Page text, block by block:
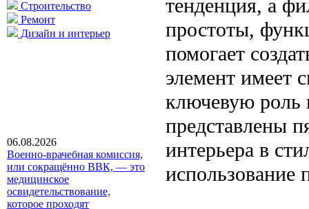
Строительство
Ремонт
Дизайн и интерьер
06.08.2026
Военно-врачебная комиссия,
или сокращённо ВВК, — это
медицинское
освидетельствование,
которое проходят
тенденция, а
простоты,
помогает
элемент имеет
ключевую
представлены
интерьера в
использование